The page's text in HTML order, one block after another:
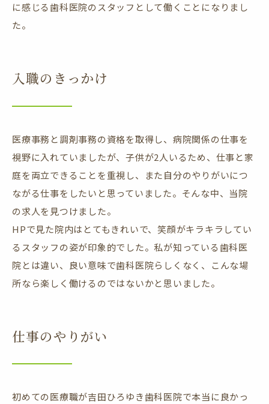
に感じる歯科医院のスタッフとして働くことになりまし
た。
入職のきっかけ
医療事務と調剤事務の資格を取得し、病院関係の仕事を
視野に入れていましたが、子供が2人いるため、仕事と家
庭を両立できることを重視し、また自分のやりがいにつ
ながる仕事をしたいと思っていました。そんな中、当院
の求人を見つけました。
HPで見た院内はとてもきれいで、笑顔がキラキラしてい
るスタッフの姿が印象的でした。私が知っている歯科医
院とは違い、良い意味で歯科医院らしくなく、こんな場
所なら楽しく働けるのではないかと思いました。
仕事のやりがい
初めての医療職が吉田ひろゆき歯科医院で本当に良かっ